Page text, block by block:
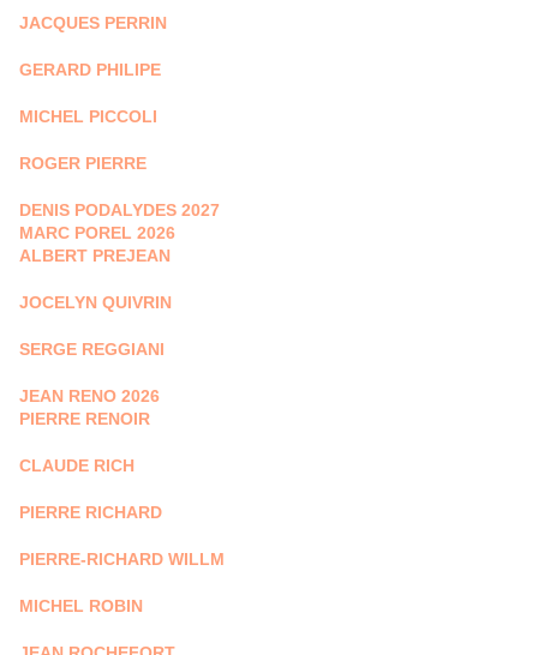
JACQUES PERRIN
GERARD PHILIPE
MICHEL PICCOLI
ROGER PIERRE
DENIS PODALYDES 2027
MARC POREL 2026
ALBERT PREJEAN
JOCELYN QUIVRIN
SERGE REGGIANI
JEAN RENO 2026
PIERRE RENOIR
CLAUDE RICH
PIERRE RICHARD
PIERRE-RICHARD WILLM
MICHEL ROBIN